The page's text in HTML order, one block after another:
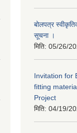
बोलपत्र
सूचना ।
मिति: 05/26/
Invitation for
fitting
Project
मिति: 04/19/